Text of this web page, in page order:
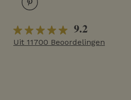
9.2
Uit 11700 Beoordelingen